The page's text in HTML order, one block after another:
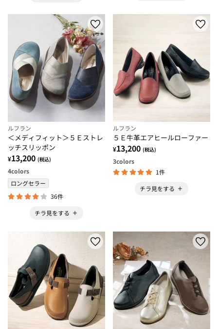
ルフラン
＜メディフィット＞５Ｅストレ
ッチスリッポン
¥13,200 (税込)
4colors
ロングセラー
36件
チラ見をする
ルフラン
５Ｅ牛革エアヒールローファー
¥13,200 (税込)
3colors
1件
チラ見をする